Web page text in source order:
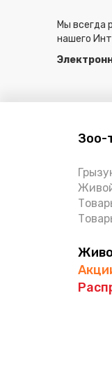
Мы всегда
нашего
Зоо-